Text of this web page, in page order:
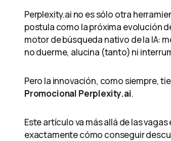
Perplexity.ai no es sólo otra
postula como la próxima evolución
motor de búsqueda nativo de la IA:
no duerme, alucina (tanto) ni
Pero la innovación, como siempre,
Promocional Perplexity.ai.
Este artículo va más allá de las
exactamente cómo conseguir